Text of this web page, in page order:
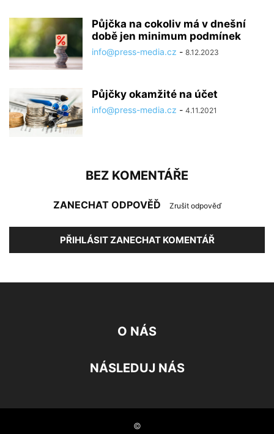
Půjčka na cokoliv má v dnešní
době jen minimum podmínek
info@press-media.cz - 8.12.2023
Půjčky okamžité na účet
info@press-media.cz - 4.11.2021
BEZ KOMENTÁŘE
ZANECHAT ODPOVĚĎ Zrušit odpověď
PŘIHLÁSIT ZANECHAT KOMENTÁŘ
O NÁS
NÁSLEDUJ NÁS
©